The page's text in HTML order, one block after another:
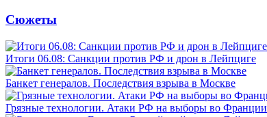
Сюжеты
Итоги 06.08: Санкции против РФ и дрон в Лейпциге
Банкет генералов. Последствия взрыва в Москве
Грязные технологии. Атаки РФ на выборы во Франции